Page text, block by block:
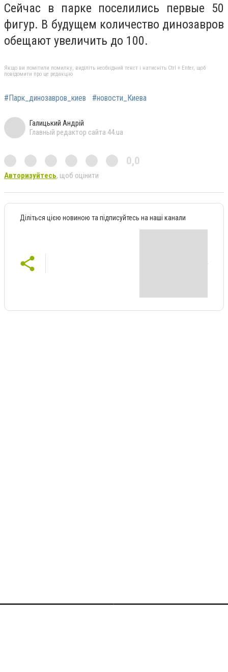
Сейчас в парке поселились первые 50
фигур. В будущем количество динозавров
обещают увеличить до 100.
Якщо ви помітили помилку, виділіть необхідний текст і натисніть Ctrl + Enter, щоб
повідомити про це редакцію
#Парк_динозавров_киев #новости_Киева
Галицький Андрій
Главный редактор сайта 44.ua
0,0
Авторизуйтесь, щоб оцінити
Діліться цією новиною та підписуйтесь на наші канали